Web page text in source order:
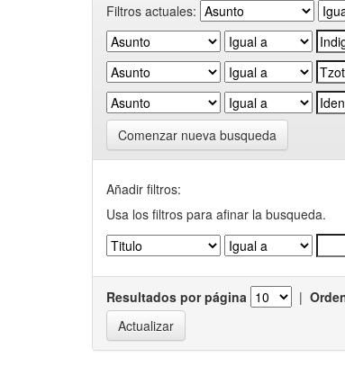
Filtros actuales:
Comenzar nueva busqueda
Añadir filtros:
Usa los filtros para afinar la busqueda.
Resultados por página |